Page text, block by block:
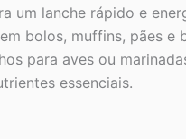
um lanche rápido e
bolos, muffins, pães
para aves ou
essenciais.